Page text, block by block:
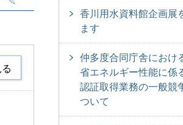
香川用水資料館企画展
ます
仲多度合同庁舎におけ
省エネルギー性能に係
認証取得業務の一般競
ついて